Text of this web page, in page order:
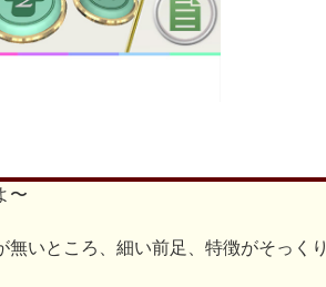
〜
いところ、細い前足、特徴がそっくり